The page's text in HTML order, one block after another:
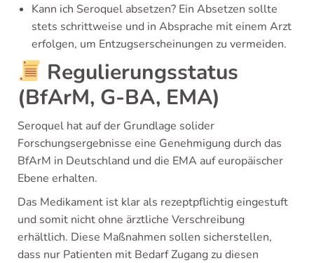
Kann ich Seroquel absetzen? Ein Absetzen sollte
stets schrittweise und in Absprache mit einem Arzt
erfolgen, um Entzugserscheinungen zu vermeiden.
Regulierungsstatus
(BfArM, G-BA, EMA)
Seroquel hat auf der Grundlage solider
Forschungsergebnisse eine Genehmigung durch das
BfArM in Deutschland und die EMA auf europäischer
Ebene erhalten.
Das Medikament ist klar als rezeptpflichtig eingestuft
und somit nicht ohne ärztliche Verschreibung
erhältlich. Diese Maßnahmen sollen sicherstellen,
dass nur Patienten mit Bedarf Zugang zu diesen